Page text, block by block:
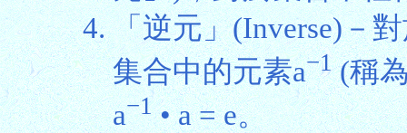
「逆元」(Inverse)－
集合中的元素a−1(稱
a−1• a = e。